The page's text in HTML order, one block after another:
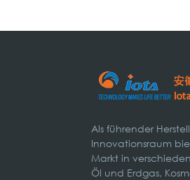
Als führender
Innovationsraum
Markt in
Öl und Erdgas,